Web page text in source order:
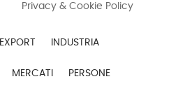
Privacy & Cookie Policy
EXPORT INDUSTRIA
MERCATI PERSONE